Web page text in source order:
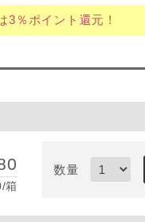
3％ポイント還元！
箱
数量